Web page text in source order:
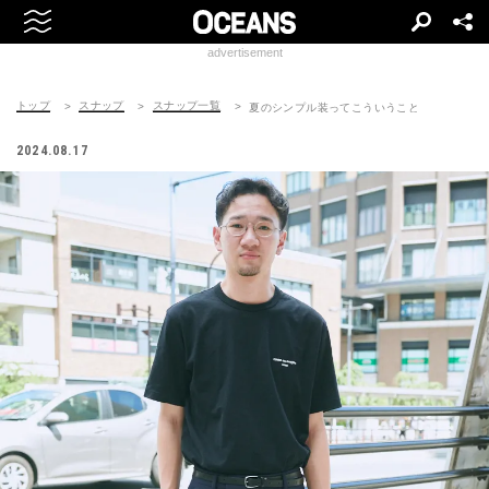
advertisement
トップ スナップ スナップ一覧 夏のシンプル装ってこういうこと
2024.08.17